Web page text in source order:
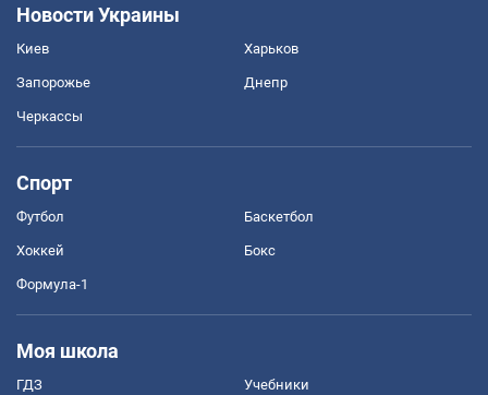
Новости Украины
Киев Харьков
Запорожье Днепр
Черкассы
Спорт
Футбол Баскетбол
Хоккей Бокс
Формула-1
Моя школа
ГДЗ Учебники